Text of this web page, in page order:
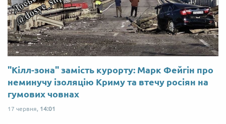
"Кілл-зона" замість курорту: Марк Фейгін про
неминучу ізоляцію Криму та втечу росіян на
гумових човнах
17 червня, 14:01